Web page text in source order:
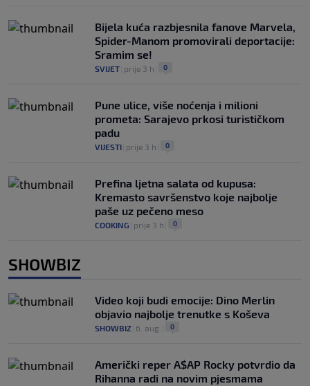
Bijela kuća razbjesnila fanove Marvela,
Spider-Manom promovirali deportacije:
Sramim se!
SVIJET prije 3 h 0
Pune ulice, više noćenja i milioni
prometa: Sarajevo prkosi turističkom
padu
VIJESTI prije 3 h 0
Prefina ljetna salata od kupusa:
Kremasto savršenstvo koje najbolje
paše uz pečeno meso
COOKING prije 3 h 0
SHOWBIZ
Video koji budi emocije: Dino Merlin
objavio najbolje trenutke s Koševa
SHOWBIZ 6. aug. 0
Američki reper A$AP Rocky potvrdio da
Rihanna radi na novim pjesmama